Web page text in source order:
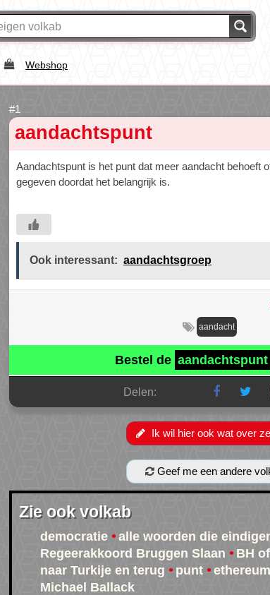
Webshop
aandachtspunt
Aandachtspunt is het punt dat meer aandacht behoeft
gegeven doordat het belangrijk is.
Ook interessant: aandachtsgroep
aandacht
Bestel de aandachtspunt
Delen:
Ik wil hier ook wat over
Geef me een andere
Zie ook volkab
democratie alle woorden die
Regeerakkoord Bruggen Slaan
BH
naar Turkije en terug
punt ethereum
Michael Ballack